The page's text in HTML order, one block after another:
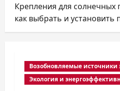
Крепления для солнечных
как выбрать и установить
Возобновляемые источники
Экология и